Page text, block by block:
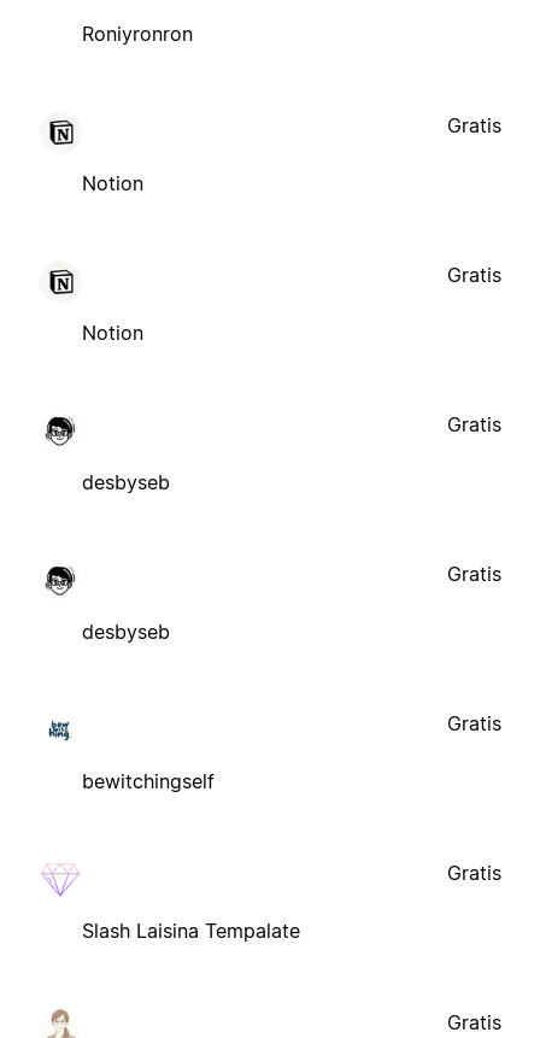
Roniyronron
Notion
Gratis
Notion
Gratis
desbyseb
Gratis
desbyseb
Gratis
bewitchingself
Gratis
Slash Laisina Tempalate
Gratis
Gratis